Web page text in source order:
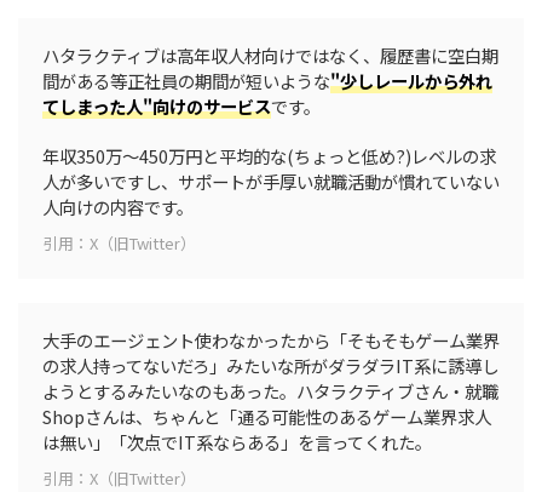
ハタラクティブは高年収人材向けではなく、履歴書に空白期
間がある等正社員の期間が短いような"少しレールから外れ
てしまった人"向けのサービスです。
年収350万～450万円と平均的な(ちょっと低め?)レベルの求
人が多いですし、サポートが手厚い就職活動が慣れていない
人向けの内容です。
引用：X（旧Twitter）
大手のエージェント使わなかったから「そもそもゲーム業界
の求人持ってないだろ」みたいな所がダラダラIT系に誘導し
ようとするみたいなのもあった。ハタラクティブさん・就職
Shopさんは、ちゃんと「通る可能性のあるゲーム業界求人
は無い」「次点でIT系ならある」を言ってくれた。
引用：X（旧Twitter）